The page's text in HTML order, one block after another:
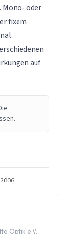
Mono- oder
fixem
auf
Optik e.V.